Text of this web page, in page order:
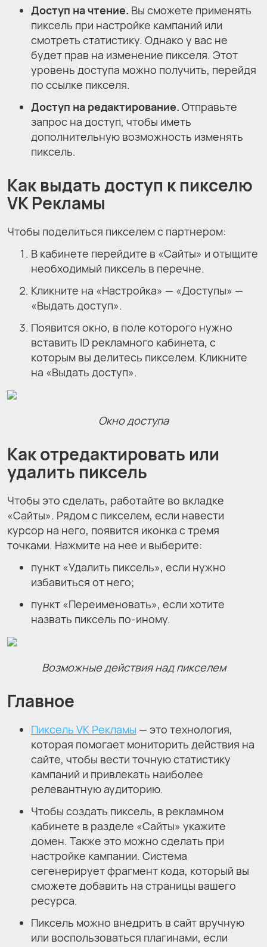
Доступ на чтение. Вы сможете применять
пиксель при настройке кампаний или
смотреть статистику. Однако у вас не
будет прав на изменение пикселя. Этот
уровень доступа можно получить, перейдя
по ссылке пикселя.
Доступ на редактирование. Отправьте
запрос на доступ, чтобы иметь
дополнительную возможность изменять
пиксель.
Как выдать доступ к пикселю
VK Рекламы
Чтобы поделиться пикселем с партнером:
В кабинете перейдите в «Сайты» и отыщите
необходимый пиксель в перечне.
Кликните на «Настройка» — «Доступы» —
«Выдать доступ».
Появится окно, в поле которого нужно
вставить ID рекламного кабинета, с
которым вы делитесь пикселем. Кликните
на «Выдать доступ».
Окно доступа
Как отредактировать или
удалить пиксель
Чтобы это сделать, работайте во вкладке
«Сайты». Рядом с пикселем, если навести
курсор на него, появится иконка с тремя
точками. Нажмите на нее и выберите:
пункт «Удалить пиксель», если нужно
избавиться от него;
пункт «Переименовать», если хотите
назвать пиксель по-иному.
Возможные действия над пикселем
Главное
Пиксель VK Рекламы — это технология,
которая помогает мониторить действия на
сайте, чтобы вести точную статистику
кампаний и привлекать наиболее
релевантную аудиторию.
Чтобы создать пиксель, в рекламном
кабинете в разделе «Сайты» укажите
домен. Также это можно сделать при
настройке кампании. Система
сегенерирует фрагмент кода, который вы
сможете добавить на страницы вашего
ресурса.
Пиксель можно внедрить в сайт вручную
или воспользоваться плагинами, если